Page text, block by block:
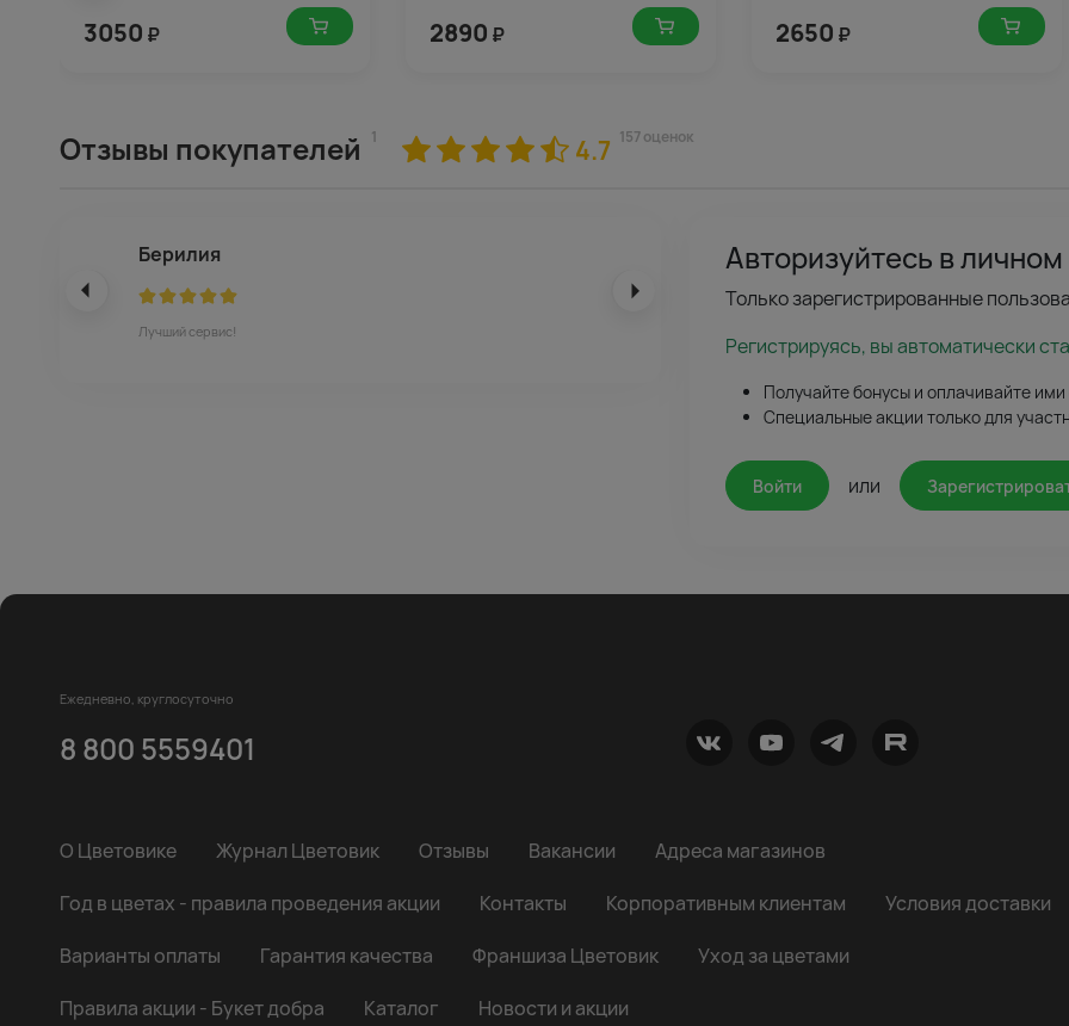
3050 ₽ 2890 ₽ 2650 ₽
Отзывы покупателей 1 4.7 157 оценок
Берилия
Лучший сервис!
Авторизуйтесь в
Только зарегистрированные
Регистрируясь, вы автоматически
Получайте бонусы и оплачивайте ими
Специальные акции только для
Войти или
Ежедневно, круглосуточно
8 800 5559401
О Цветовике Журнал Цветовик Отзывы Вакансии
Адреса магазинов
Год в цветах - правила проведения акции
Контакты Корпоративным клиентам
Условия доставки
Варианты оплаты
Гарантия качества Франшиза Цветовик
Уход за цветами
Правила акции - Букет добра
Каталог Новости и акции